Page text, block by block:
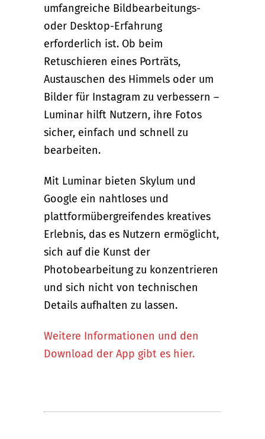
umfangreiche Bildbearbeitungs-
oder Desktop-Erfahrung
erforderlich ist. Ob beim
Retuschieren eines Porträts,
Austauschen des Himmels oder um
Bilder für Instagram zu verbessern –
Luminar hilft Nutzern, ihre Fotos
sicher, einfach und schnell zu
bearbeiten.
Mit Luminar bieten Skylum und
Google ein nahtloses und
plattformübergreifendes kreatives
Erlebnis, das es Nutzern ermöglicht,
sich auf die Kunst der
Photobearbeitung zu konzentrieren
und sich nicht von technischen
Details aufhalten zu lassen.
Weitere Informationen und den
Download der App gibt es hier.